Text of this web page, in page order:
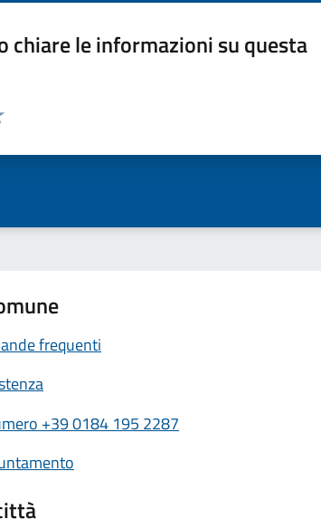
chiare le informazioni su questa
pagina
frequenti
+39 0184 195 2287